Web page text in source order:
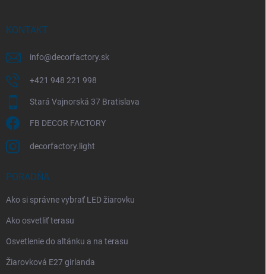
KONTAKT
info@decorfactory.sk
+421 948 221 998
Stará Vajnorská 37 Bratislava
FB DECOR FACTORY
decorfactory.light
PORADŇA
Ako si správne vybrať LED žiarovku
Ako osvetliť terasu
Osvetlenie do altánku a na terasu
Žiarovková E27 girlanda